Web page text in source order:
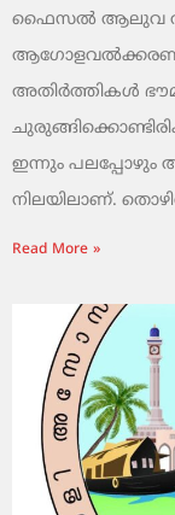
ഫൈസൽ ആലുവ
അതിർത്തികൾ
ഇന്നും പലപ്പോഴും
നിലയിലാണ്.
Read More »